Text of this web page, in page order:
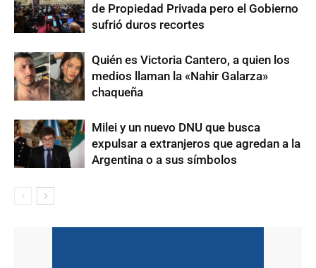
de Propiedad Privada pero el Gobierno
sufrió duros recortes
Quién es Victoria Cantero, a quien los
medios llaman la «Nahir Galarza»
chaqueña
Milei y un nuevo DNU que busca
expulsar a extranjeros que agredan a la
Argentina o a sus símbolos